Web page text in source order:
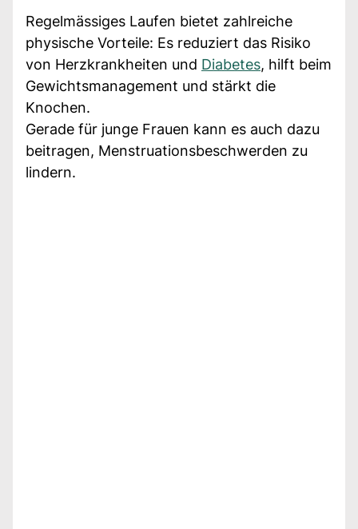
Regelmässiges Laufen bietet zahlreiche
physische Vorteile: Es reduziert das Risiko
von Herzkrankheiten und Diabetes, hilft beim
Gewichtsmanagement und stärkt die
Knochen.
Gerade für junge Frauen kann es auch dazu
beitragen, Menstruationsbeschwerden zu
lindern.